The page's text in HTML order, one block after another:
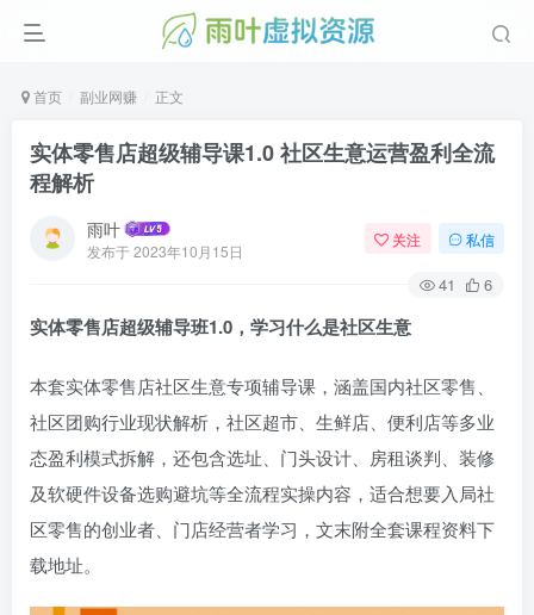
首页 副业网赚 正文
实体零售店超级辅导课1.0 社区生意运营盈利全流
程解析
雨叶
发布于2023年10月15日
关注 私信
41 6
实体零售店超级辅导班1.0，学习什么是社区生意
本套实体零售店社区生意专项辅导课，涵盖国内社区零售、
社区团购行业现状解析，社区超市、生鲜店、便利店等多业
态盈利模式拆解，还包含选址、门头设计、房租谈判、装修
及软硬件设备选购避坑等全流程实操内容，适合想要入局社
区零售的创业者、门店经营者学习，文末附全套课程资料下
载地址。